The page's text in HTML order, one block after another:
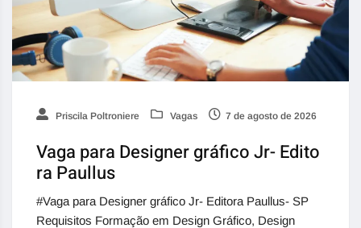
Priscila Poltroniere Vagas 7 de agosto de 2026
Vaga para Designer gráfico Jr- Edito
ra Paullus
#Vaga para Designer gráfico Jr- Editora Paullus- SP
Requisitos Formação em Design Gráfico, Design